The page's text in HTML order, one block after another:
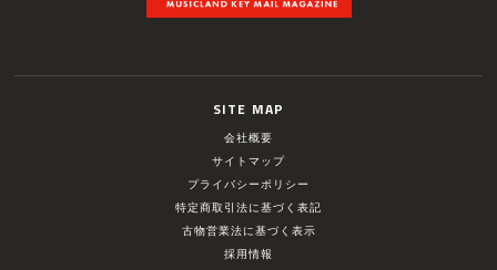
SITE MAP
会社概要
サイトマップ
プライバシーポリシー
特定商取引法に基づく表記
古物営業法に基づく表示
採用情報